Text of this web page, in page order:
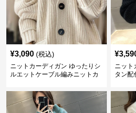
¥3,090 (税込)
ニットカーディガン ゆったりシ
ルエットケーブル編みニットカ
¥
ニット
タン配